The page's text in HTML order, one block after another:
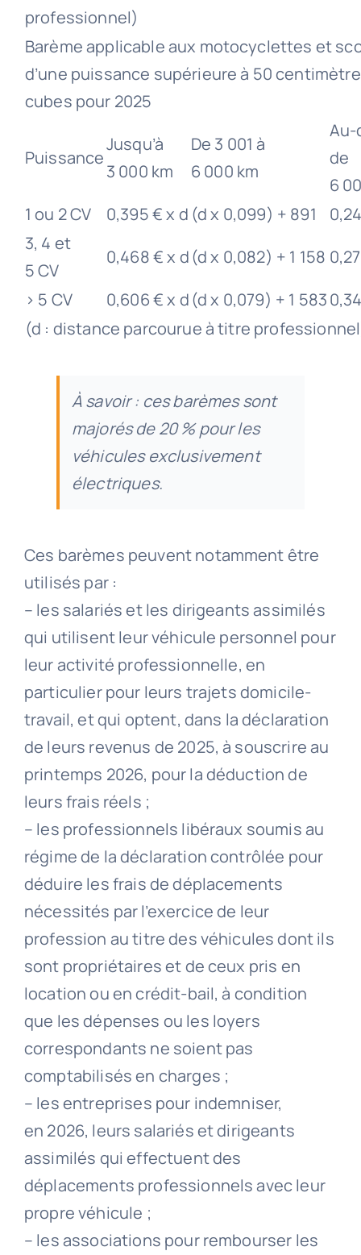
professionnel)
Barème applicable aux motocyclettes et
d’une puissance supérieure à 50
cubes pour 2025
Puissance
Jusqu’à
3 000 km
De 3 001 à
6 000 km
Au-
de
6
1 ou 2 CV
0,395 € x d (d x 0,099) + 891
3, 4 et
5 CV
0,468 € x d(d x 0,082) + 1 158
> 5 CV
0,606 € x d(d x 0,079) + 1 583
(d : distance parcourue à titre
À savoir : ces barèmes sont
majorés de 20 % pour les
véhicules exclusivement
électriques.
Ces barèmes peuvent notamment être
utilisés par :
– les salariés et les dirigeants assimilés
qui utilisent leur véhicule personnel pour
leur activité professionnelle, en
particulier pour leurs trajets domicile-
travail, et qui optent, dans la déclaration
de leurs revenus de 2025, à souscrire au
printemps 2026, pour la déduction de
leurs frais réels ;
– les professionnels libéraux soumis au
régime de la déclaration contrôlée pour
déduire les frais de déplacements
nécessités par l’exercice de leur
profession au titre des véhicules dont ils
sont propriétaires et de ceux pris en
location ou en crédit-bail, à condition
que les dépenses ou les loyers
correspondants ne soient pas
comptabilisés en charges ;
– les entreprises pour indemniser,
en 2026, leurs salariés et dirigeants
assimilés qui effectuent des
déplacements professionnels avec leur
propre véhicule ;
– les associations pour rembourser les